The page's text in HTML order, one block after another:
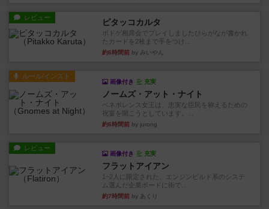
レビュー ピタッコカルタ
ボドゲ相席会でプレイしましたひらがなが書かれ
たカードを2枚まで手をつけ...
約6時間前 by みいやん
ルール/インスト
画像付き 充実
ノームズ・アット・ナイト
ベネボレンス女王は、忠実な臣民を称えるための
祝宴を開こうとしています。...
約6時間前 by jurong
レビュー
画像付き 充実
フラットアイアン
1~2人に限定された、エンジンビルド系のシステ
ム選んだ企業ボードに街で...
約7時間前 by あくり